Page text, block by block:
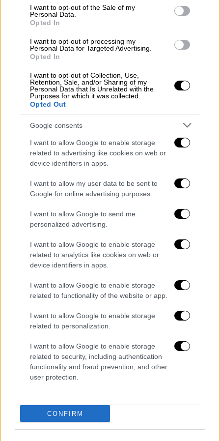
consent section.
I want to opt-out of the Sale of my
Personal Data.
Opted In
I want to opt-out of processing my
Personal Data for Targeted Advertising.
Opted In
I want to opt-out of Collection, Use,
Retention, Sale, and/or Sharing of my
Personal Data that Is Unrelated with the
Purposes for which it was collected.
Opted Out
Google consents
I want to allow Google to enable storage
related to advertising like cookies on web or
device identifiers in apps.
I want to allow my user data to be sent to
Google for online advertising purposes.
I want to allow Google to send me
personalized advertising.
I want to allow Google to enable storage
related to analytics like cookies on web or
device identifiers in apps.
I want to allow Google to enable storage
related to functionality of the website or app.
I want to allow Google to enable storage
related to personalization.
I want to allow Google to enable storage
related to security, including authentication
functionality and fraud prevention, and other
user protection.
CONFIRM
Μιλώντας στο τουρκικό κανάλι ο
Τατάρ
κάνει λόγο για «μαύρη προπαγάνδα που
δυσφημεί την επιχείρηση στην Κύπρο».
«Οι αντιδράσεις είναι τεράστιες. Βλέπω ότι
υπάρχουν μεγάλες αντιδράσεις τόσο από την
ΤΔΒΚ όσο και από τηΔημοκρατία της
Τουρκίας. Αυτό με ικανοποίησε. Δεν τους
ταιριάζει καθόλου να είναι το Netflix
εργαλείο σε ένα τέτοιο πολιτικό γεγονός με
κατοχικός ηγέτης, Ερσίν Τατάρ.
Ισχυρίστηκε ακόμα ότι «η ειρηνευτική
επιχείρηση στην Κύπρο το1974ήταν
ουσιαστικά μια στρατιωτική επέμβαση που
γενοκτονία», για να προσέσει πως «όλος ο
κόσμος γνωρίζει ότι η
Κύπροσταμάτησε με τηνΕιρηνευτική
Επιχείρηση του 1974 . Μετά από 50 χρόνια, η
ειρήνη συνεχίζεται σε αυτή τη δύσκολη
περιοχή».
Ο Τατάρ στις δηλώσεις του αναφέρθηκε σε
σφαγές τουρκοκυπρίων πριν το 1974και
επιχείρησε για μία ακόμα φορά
παραλληλισμό με τα γεγονότα στη Γάζα,
υποστηρίζοντας για το Κυπριακό ότι «όλος ο
κόσμος γνωρίζει ότι στρατιώτες του ΟΗΕ
δεν ενεπλάκησαν στο θέμα και ότι
Υποστήριξε ότι πρέπει να κάνει και η πλευρά
τηςΤουρκίαςκαι του ψευδοκράτους